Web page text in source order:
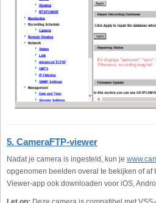
5. CameraFTP-viewer
Nadat je camera is ingesteld, kun je
opgenomen beelden overal te bekijken of af
Viewer-app ook downloaden voor iOS,